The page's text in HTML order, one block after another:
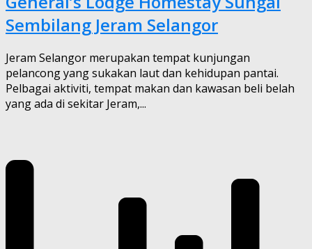
Sembilang Jeram Selangor
Jeram Selangor merupakan tempat kunjungan
pelancong yang sukakan laut dan kehidupan pantai.
Pelbagai aktiviti, tempat makan dan kawasan beli belah
yang ada di sekitar Jeram,...